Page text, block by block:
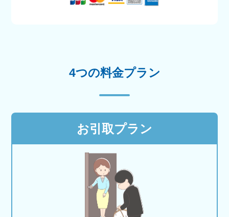
4つの料金プラン
お引取プラン